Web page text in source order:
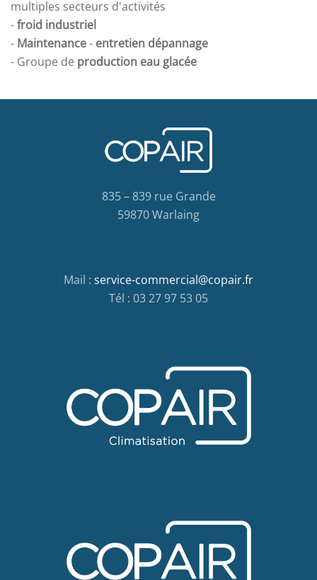
multiples secteurs d'activités
-froid industriel
- Maintenance- entretien dépannage
- Groupe de production eau glacée
835 – 839 rue Grande
59870 Warlaing
Mail : service-commercial@copair.fr
Tél : 03 27 97 53 05